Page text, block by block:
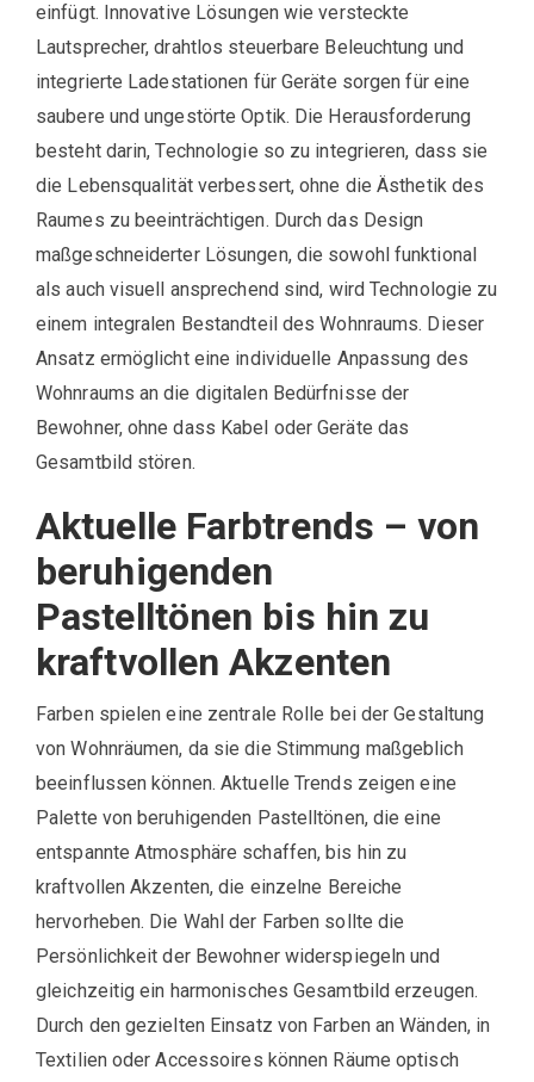
einfügt. Innovative Lösungen wie versteckte
Lautsprecher, drahtlos steuerbare Beleuchtung und
integrierte Ladestationen für Geräte sorgen für eine
saubere und ungestörte Optik. Die Herausforderung
besteht darin, Technologie so zu integrieren, dass sie
die Lebensqualität verbessert, ohne die Ästhetik des
Raumes zu beeinträchtigen. Durch das Design
maßgeschneiderter Lösungen, die sowohl funktional
als auch visuell ansprechend sind, wird Technologie zu
einem integralen Bestandteil des Wohnraums. Dieser
Ansatz ermöglicht eine individuelle Anpassung des
Wohnraums an die digitalen Bedürfnisse der
Bewohner, ohne dass Kabel oder Geräte das
Gesamtbild stören.
Aktuelle Farbtrends – von
beruhigenden
Pastelltönen bis hin zu
kraftvollen Akzenten
Farben spielen eine zentrale Rolle bei der Gestaltung
von Wohnräumen, da sie die Stimmung maßgeblich
beeinflussen können. Aktuelle Trends zeigen eine
Palette von beruhigenden Pastelltönen, die eine
entspannte Atmosphäre schaffen, bis hin zu
kraftvollen Akzenten, die einzelne Bereiche
hervorheben. Die Wahl der Farben sollte die
Persönlichkeit der Bewohner widerspiegeln und
gleichzeitig ein harmonisches Gesamtbild erzeugen.
Durch den gezielten Einsatz von Farben an Wänden, in
Textilien oder Accessoires können Räume optisch